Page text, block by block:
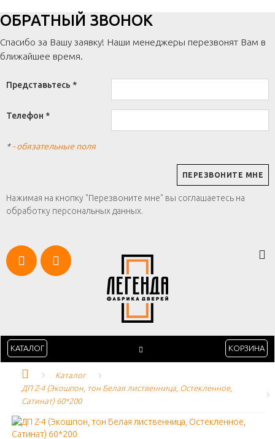
ОБРАТНЫЙ ЗВОНОК
Спасибо за Вашу заявку! Наши менеджеры перезвонят Вам в
ближайшее время.
Представьтесь *
Телефон *
*- обязательные поля
Нажимая на кнопку "Перезвоните мне" вы соглашаетесь на
обработку персональных данных.
КАТАЛОГ КОРЗИНА
Каталог
ДП Z-4 (Экошпон, тон Белая лиственница, Остекленное,
Сатинат) 60*200